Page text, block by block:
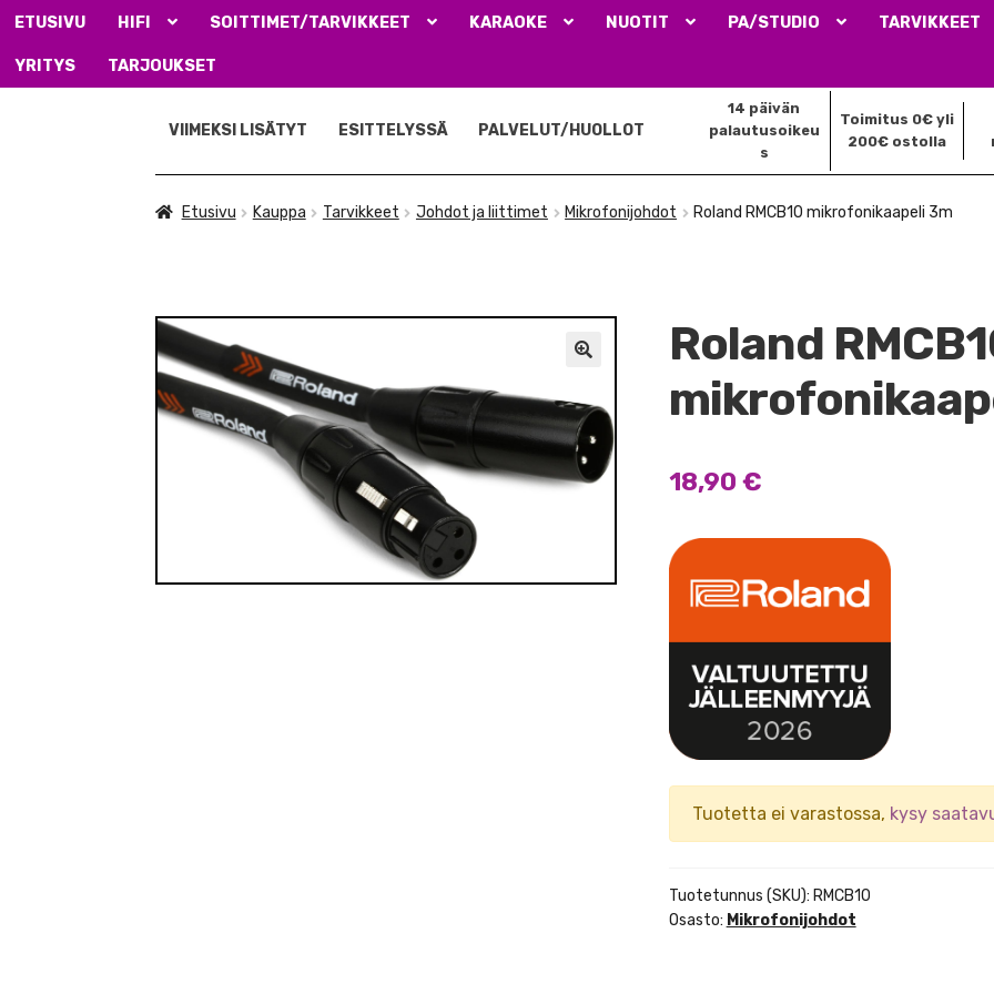
ETUSIVU HIFI SOITTIMET/TARVIKKEET KARAOKE NUOTIT PA/STUDIO TARVIKKEET
YRITYS TARJOUKSET
navigointiin
sisältöön
14 päivän
palautusoikeu
s
Toimitus 0€ yli
200€ ostolla
VIIMEKSI LISÄTYT ESITTELYSSÄ PALVELUT/HUOLLOT
Etusivu Kauppa Tarvikkeet Johdot ja liittimet Mikrofonijohdot Roland RMCB10 mikrofonikaapeli 3m
Roland
18,90 €
Tuotetta ei varastossa, kysy
Tuotetunnus (SKU): RMCB10
Osasto: Mikrofonijohdot